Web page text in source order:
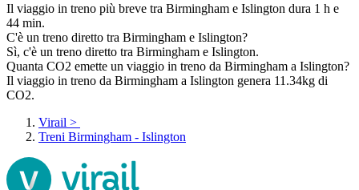
Il viaggio in treno più breve tra Birmingham e Islington dura 1 h e
44 min.
C'è un treno diretto tra Birmingham e Islington?
Sì, c'è un treno diretto tra Birmingham e Islington.
Quanta CO2 emette un viaggio in treno da Birmingham a Islington?
Il viaggio in treno da Birmingham a Islington genera 11.34kg di
CO2.
Virail >
Treni Birmingham - Islington